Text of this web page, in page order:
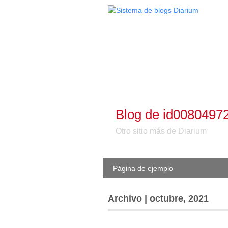
Blog de
Otro sitio más de Diarium
Página de ejemplo
Archivo | octubre, 2021